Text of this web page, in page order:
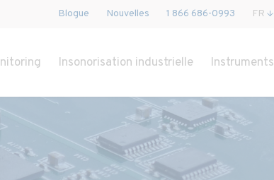
Blogue Nouvelles 1 866 686-0993 FR
Insonorisation industrielle Instruments